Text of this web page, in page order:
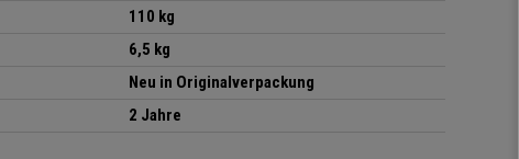
110 kg
6,5 kg
Neu in Originalverpackung
2 Jahre